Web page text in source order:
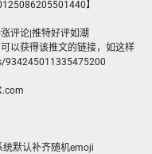
】
评论|推特好评如潮
以获得该推文的链接，如这样
934245011335475200
统默认补齐随机emoji